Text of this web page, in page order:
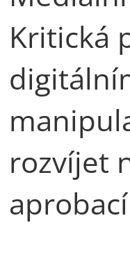
Kritická
rozvíjet